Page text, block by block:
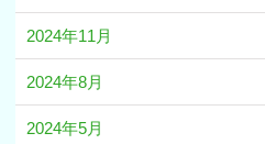
2024年11月
2024年8月
2024年5月